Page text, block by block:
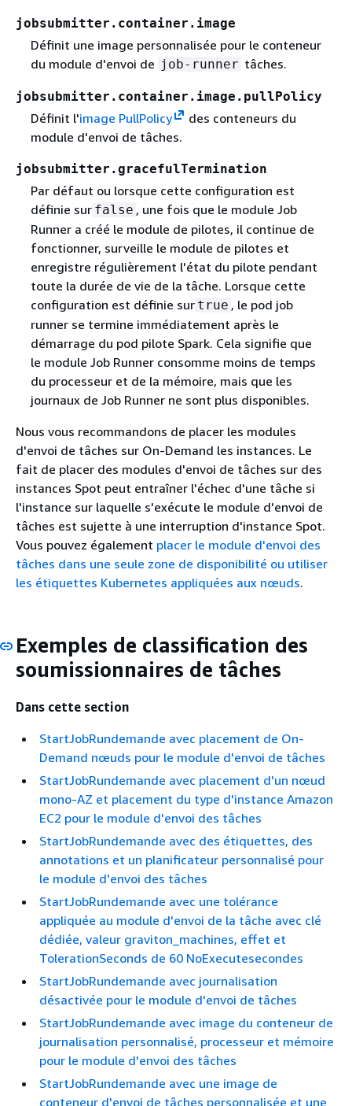
jobsubmitter.container.image
Définit une image personnalisée pour le conteneur
du module d'envoi de job-runner tâches.
jobsubmitter.container.image.pullPolicy
Définit l'image PullPolicy
des conteneurs du
module d'envoi de tâches.
jobsubmitter.gracefulTermination
Par défaut ou lorsque cette configuration est
définie sur false , une fois que le module Job
Runner a créé le module de pilotes, il continue de
fonctionner, surveille le module de pilotes et
enregistre régulièrement l'état du pilote pendant
toute la durée de vie de la tâche. Lorsque cette
configuration est définie sur true , le pod job
runner se termine immédiatement après le
démarrage du pod pilote Spark. Cela signifie que
le module Job Runner consomme moins de temps
du processeur et de la mémoire, mais que les
journaux de Job Runner ne sont plus disponibles.
Nous vous recommandons de placer les modules
d'envoi de tâches sur On-Demand les instances. Le
fait de placer des modules d'envoi de tâches sur des
instances Spot peut entraîner l'échec d'une tâche si
l'instance sur laquelle s'exécute le module d'envoi de
tâches est sujette à une interruption d'instance Spot.
Vous pouvez également placer le module d'envoi des
tâches dans une seule zone de disponibilité ou utiliser
les étiquettes Kubernetes appliquées aux nœuds.
Exemples de classification des
soumissionnaires de tâches
Dans cette section
StartJobRundemande avec placement de On-
Demand nœuds pour le module d'envoi de tâches
StartJobRundemande avec placement d'un nœud
mono-AZ et placement du type d'instance Amazon
EC2 pour le module d'envoi des tâches
StartJobRundemande avec des étiquettes, des
annotations et un planificateur personnalisé pour
le module d'envoi des tâches
StartJobRundemande avec une tolérance
appliquée au module d'envoi de la tâche avec clé
dédiée, valeur graviton_machines, effet et
TolerationSeconds de 60 NoExecutesecondes
StartJobRundemande avec journalisation
désactivée pour le module d'envoi de tâches
StartJobRundemande avec image du conteneur de
journalisation personnalisé, processeur et mémoire
pour le module d'envoi des tâches
StartJobRundemande avec une image de
conteneur d'envoi de tâches personnalisée et une